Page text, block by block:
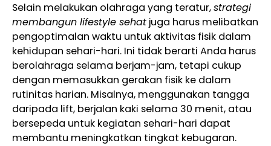
Selain melakukan olahraga yang teratur,strategi
membangun lifestyle sehat juga harus melibatkan
pengoptimalan waktu untuk aktivitas fisik dalam
kehidupan sehari-hari. Ini tidak berarti Anda harus
berolahraga selama berjam-jam, tetapi cukup
dengan memasukkan gerakan fisik ke dalam
rutinitas harian. Misalnya, menggunakan tangga
daripada lift, berjalan kaki selama 30 menit, atau
bersepeda untuk kegiatan sehari-hari dapat
membantu meningkatkan tingkat kebugaran.